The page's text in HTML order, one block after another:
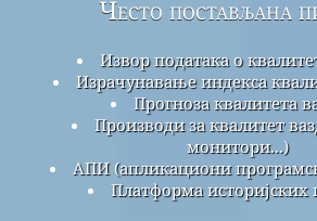
Често постављана
Извор података о
Израчунавање индекса
Прогноза квалитета
Производи за квалитет
монитори...)
АПИ (апликациони
Платформа историјских